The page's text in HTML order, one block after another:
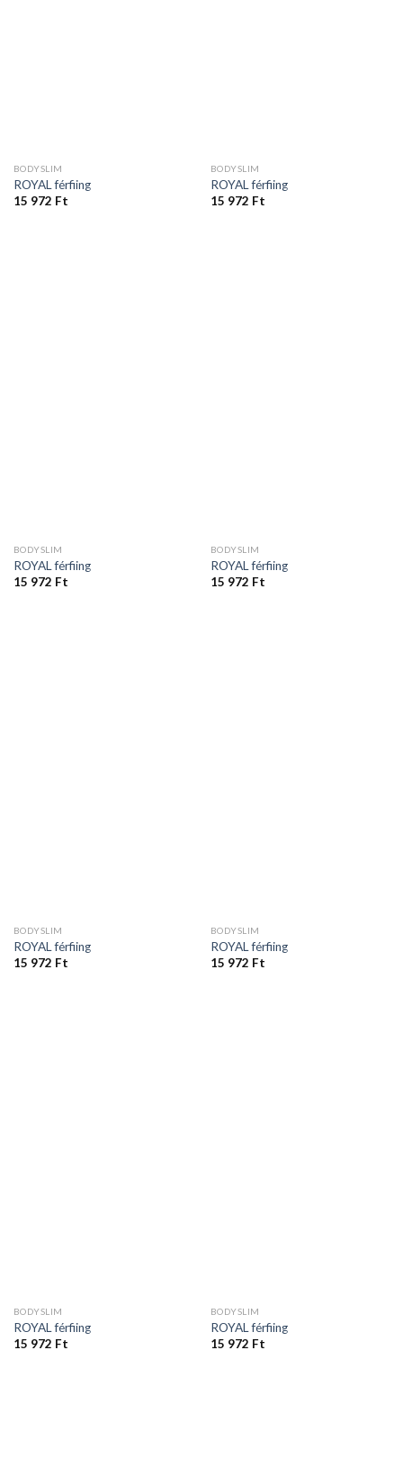
BODYSLIM
ROYAL férfiing
15 972 Ft
BODYSLIM
ROYAL férfiing
15 972 Ft
BODYSLIM
ROYAL férfiing
15 972 Ft
BODYSLIM
ROYAL férfiing
15 972 Ft
BODYSLIM
ROYAL férfiing
15 972 Ft
BODYSLIM
ROYAL férfiing
15 972 Ft
BODYSLIM
ROYAL férfiing
15 972 Ft
BODYSLIM
ROYAL férfiing
15 972 Ft